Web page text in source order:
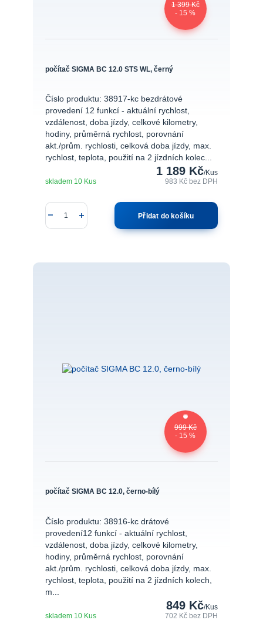
1 399 Kč
- 15 %
počítač SIGMA BC 12.0 STS WL, černý
Číslo produktu: 38917-kc bezdrátové
provedení 12 funkcí - aktuální rychlost,
vzdálenost, doba jízdy, celkové kilometry,
hodiny, průměrná rychlost, porovnání
akt./prům. rychlosti, celková doba jízdy, max.
rychlost, teplota, použití na 2 jízdních kolec...
1 189 Kč/Kus
983 Kčbez DPH
skladem 10 Kus
Přidat do košíku
999 Kč
- 15 %
počítač SIGMA BC 12.0, černo-bílý
Číslo produktu: 38916-kc drátové
provedení12 funkcí - aktuální rychlost,
vzdálenost, doba jízdy, celkové kilometry,
hodiny, průměrná rychlost, porovnání
akt./prům. rychlosti, celková doba jízdy, max.
rychlost, teplota, použití na 2 jízdních kolech,
m...
849 Kč/Kus
702 Kčbez DPH
skladem 10 Kus